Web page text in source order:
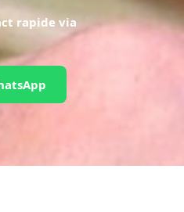
rapide via